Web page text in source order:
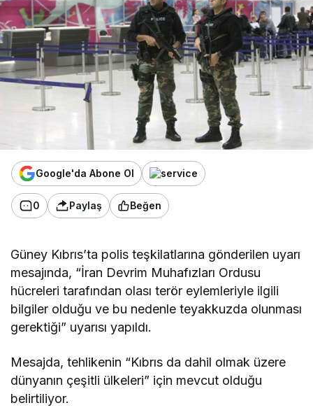
Google'da Abone Ol
0 Paylaş Beğen
Güney Kıbrıs’ta polis teşkilatlarına gönderilen uyarı
mesajında, “İran Devrim Muhafızları Ordusu
hücreleri tarafından olası terör eylemleriyle ilgili
bilgiler olduğu ve bu nedenle teyakkuzda olunması
gerektiği” uyarısı yapıldı.
Mesajda, tehlikenin “Kıbrıs da dahil olmak üzere
dünyanın çeşitli ülkeleri” için mevcut olduğu
belirtiliyor.